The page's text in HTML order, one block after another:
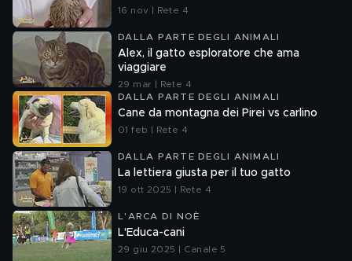
16 nov | Rete 4
DALLA PARTE DEGLI ANIMALI
Alex, il gatto esploratore che ama
viaggiare
29 mar | Rete 4
DALLA PARTE DEGLI ANIMALI
Cane da montagna dei Pirei vs carlino
01 feb | Rete 4
DALLA PARTE DEGLI ANIMALI
La lettiera giusta per il tuo gatto
19 ott 2025 | Rete 4
L'ARCA DI NOÈ
L'Educa-cani
29 giu 2025 | Canale 5